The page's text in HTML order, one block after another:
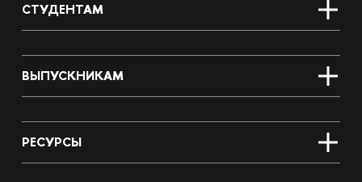
СТУДЕНТАМ
ВЫПУСКНИКАМ
РЕСУРСЫ